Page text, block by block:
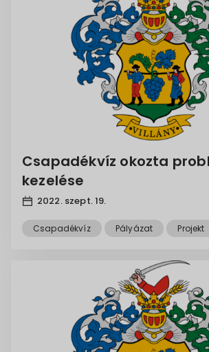
Csapadékvíz okozta
kezelése
2022. szept. 19.
Csapadékvíz Pályázat Projekt